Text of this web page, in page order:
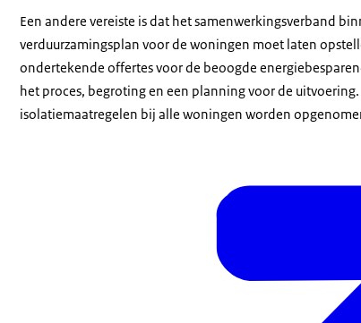
Een andere vereiste is dat het samenwerkingsverband
verduurzamingsplan voor de woningen moet laten
ondertekende offertes voor de beoogde
het proces, begroting en een planning voor de
isolatiemaatregelen bij alle woningen worden